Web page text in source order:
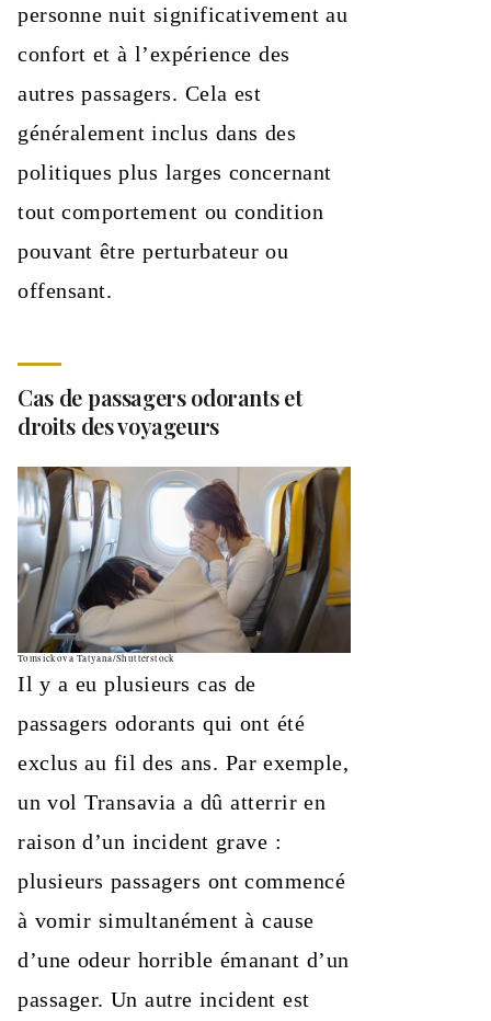
personne nuit significativement au
confort et à l’expérience des
autres passagers. Cela est
généralement inclus dans des
politiques plus larges concernant
tout comportement ou condition
pouvant être perturbateur ou
offensant.
Cas de passagers odorants et
droits des voyageurs
Tomsickova Tatyana/Shutterstock
Il y a eu plusieurs cas de
passagers odorants qui ont été
exclus au fil des ans. Par exemple,
un vol Transavia a dû atterrir en
raison d’un incident grave :
plusieurs passagers ont commencé
à vomir simultanément à cause
d’une odeur horrible émanant d’un
passager. Un autre incident est